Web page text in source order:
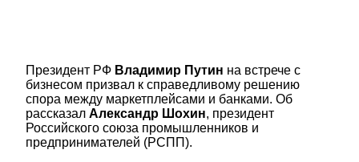
Президент РФ Владимир Путин на встрече с
бизнесом призвал к справедливому решению
спора между маркетплейсами и банками. Об
рассказал Александр Шохин, президент
Российского союза промышленников и
предпринимателей (РСПП).